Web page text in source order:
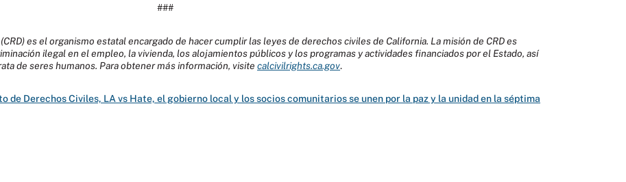
###
es el organismo estatal encargado de hacer cumplir las leyes de derechos civiles de California. La misión de CRD es
ilegal en el empleo, la vivienda, los alojamientos públicos y los programas y actividades financiados por el Estado, así
de seres humanos. Para obtener más información, visite calcivilrights.ca.gov.
de Derechos Civiles, LA vs Hate, el gobierno local y los socios comunitarios se unen por la paz y la unidad en la séptima